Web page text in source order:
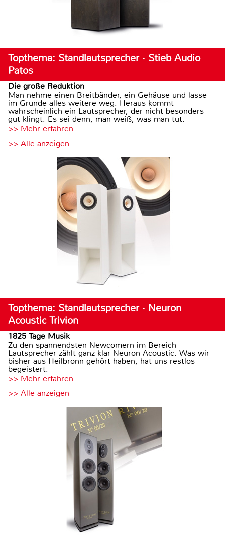
Topthema: Standlautsprecher · Stieb Audio
Patos
Die große Reduktion
Man nehme einen Breitbänder, ein Gehäuse und lasse
im Grunde alles weitere weg. Heraus kommt
wahrscheinlich ein Lautsprecher, der nicht besonders
gut klingt. Es sei denn, man weiß, was man tut.
>> Mehr erfahren
>> Alle anzeigen
Topthema: Standlautsprecher · Neuron
Acoustic Trivion
1825 Tage Musik
Zu den spannendsten Newcomern im Bereich
Lautsprecher zählt ganz klar Neuron Acoustic. Was wir
bisher aus Heilbronn gehört haben, hat uns restlos
begeistert.
>> Mehr erfahren
>> Alle anzeigen